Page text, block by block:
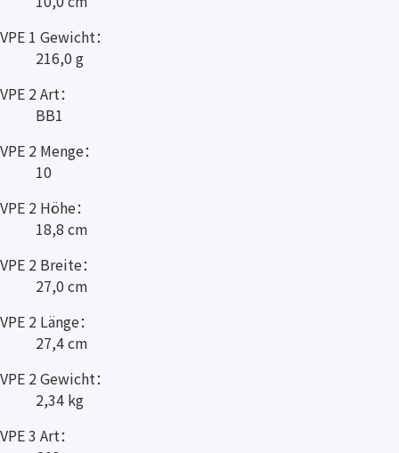
VPE 1 Gewicht：
216,0 g
VPE 2 Art：
BB1
VPE 2 Menge：
10
VPE 2 Höhe：
18,8 cm
VPE 2 Breite：
27,0 cm
VPE 2 Länge：
27,4 cm
VPE 2 Gewicht：
2,34 kg
VPE 3 Art：